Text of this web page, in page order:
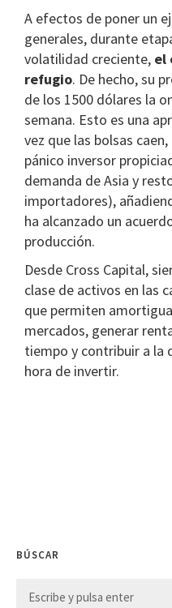
A efectos de poner un
generales, durante
volatilidad creciente, el
refugio. De hecho, su
de los 1500 dólares la
semana. Esto es una
vez que las bolsas
pánico inversor
demanda de Asia y
importadores),
ha alcanzado un
producción.
Desde Cross Capital,
clase de activos en las
que permiten
mercados, generar
tiempo y contribuir a la
hora de invertir.
BÚSCAR